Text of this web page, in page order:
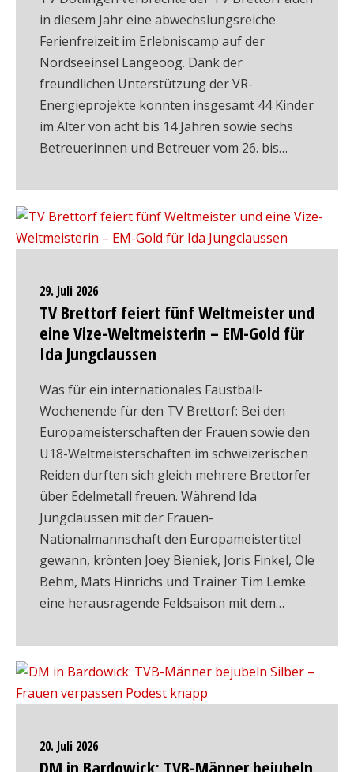
in diesem Jahr eine abwechslungsreiche
Ferienfreizeit im Erlebniscamp auf der
Nordseeinsel Langeoog. Dank der
freundlichen Unterstützung der VR-
Energieprojekte konnten insgesamt 44 Kinder
im Alter von acht bis 14 Jahren sowie sechs
Betreuerinnen und Betreuer vom 26. bis…
29. Juli 2026
TV Brettorf feiert fünf Weltmeister und
eine Vize-Weltmeisterin – EM-Gold für
Ida Jungclaussen
Was für ein internationales Faustball-
Wochenende für den TV Brettorf: Bei den
Europameisterschaften der Frauen sowie den
U18-Weltmeisterschaften im schweizerischen
Reiden durften sich gleich mehrere Brettorfer
über Edelmetall freuen. Während Ida
Jungclaussen mit der Frauen-
Nationalmannschaft den Europameistertitel
gewann, krönten Joey Bieniek, Joris Finkel, Ole
Behm, Mats Hinrichs und Trainer Tim Lemke
eine herausragende Feldsaison mit dem…
20. Juli 2026